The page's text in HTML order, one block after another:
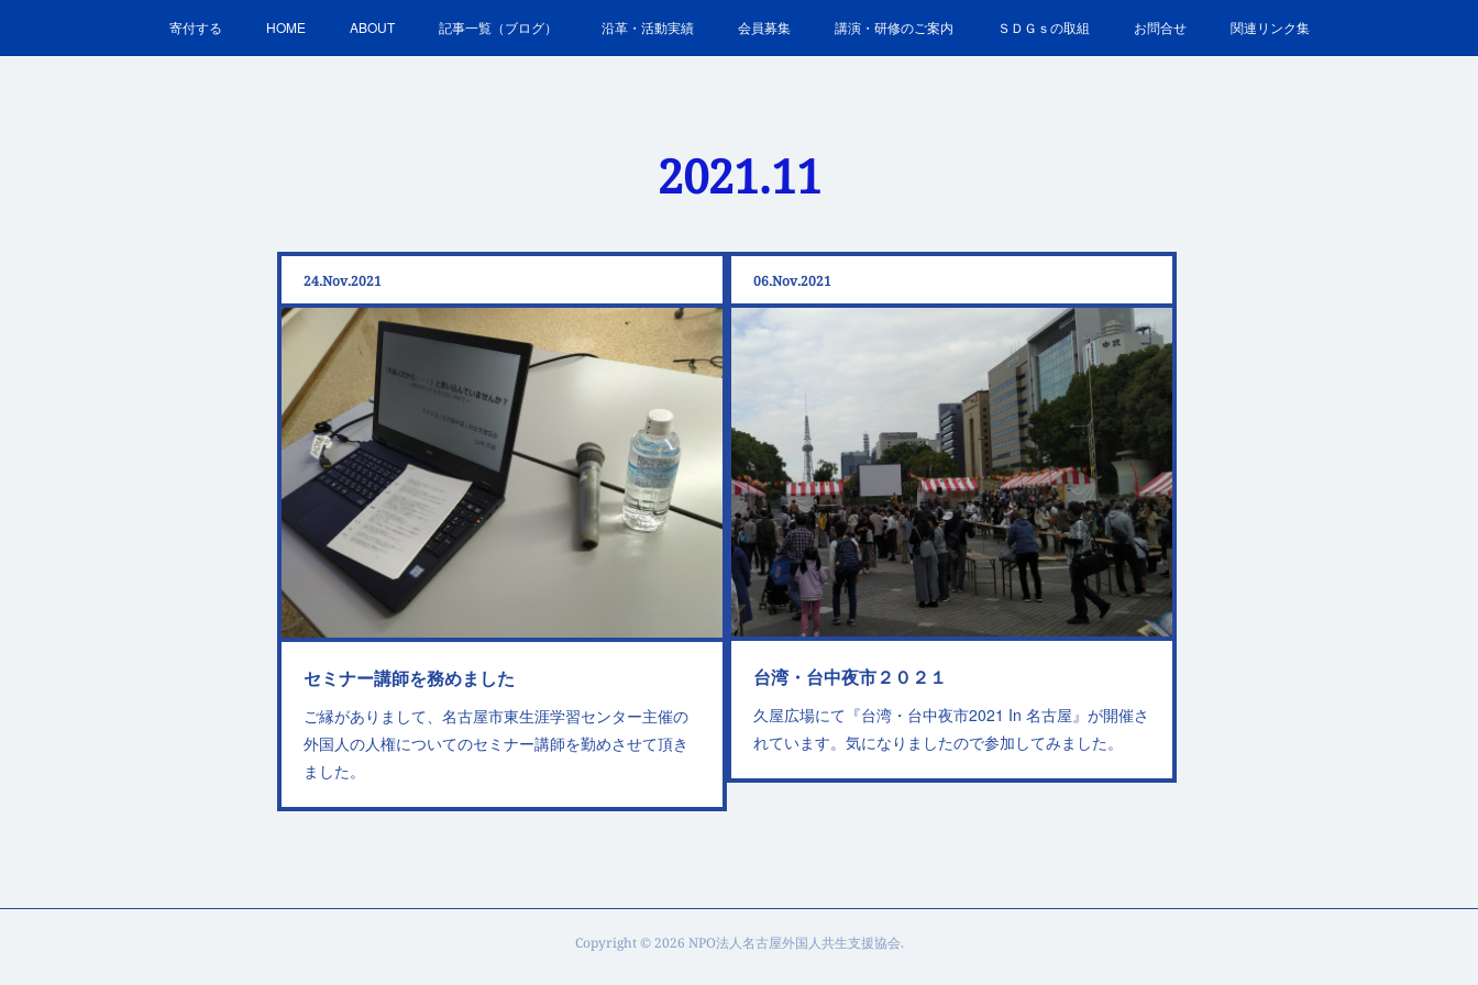
寄付する HOME ABOUT 記事一覧（ブログ） 沿革・活動実績 会員募集 講演・研修のご案内 ＳＤＧｓの取組 お問合せ 関連リンク集
2021.11
24Nov2021
セミナー講師を務めました
ご縁がありまして、名古屋市東生涯学習センター主催の
外国人の人権についてのセミナー講師を勤めさせて頂き
ました。
06Nov2021
台湾・台中夜市２０２１
久屋広場にて『台湾・台中夜市2021 In 名古屋』が開催さ
れています。気になりましたので参加してみました。
Copyright ©2026 NPO法人名古屋外国人共生支援協会.